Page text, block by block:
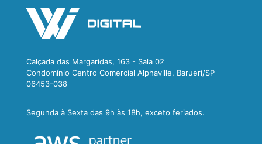
Calçada das Margaridas, 163 - Sala 02
Condomínio Centro Comercial Alphaville, Barueri/SP
06453-038
Segunda à Sexta das 9h às 18h, exceto feriados.